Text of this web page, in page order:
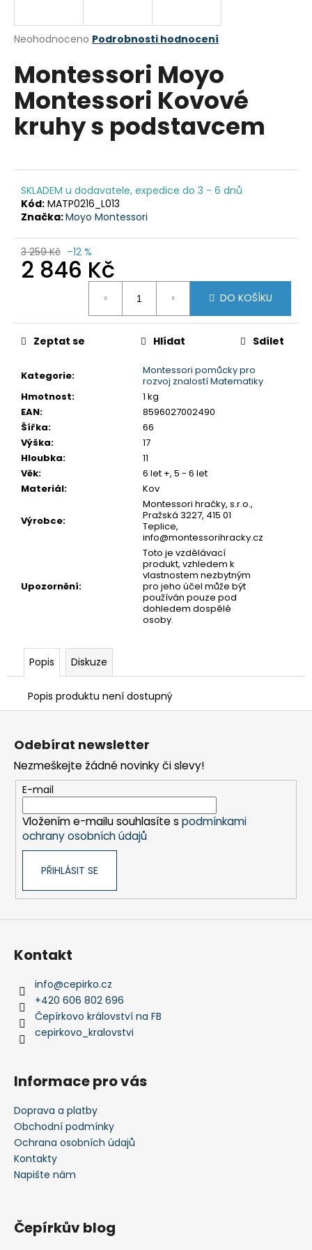
Průměrné
produktu
je
0,0
5
hvězdiček.
Neohodnoceno Podrobnosti hodnocení
Montessori Moyo
Montessori Kovové
kruhy s podstavcem
SKLADEM u dodavatele, expedice do 3 - 6 dnů
Kód: MATP0216_L013
Značka:Moyo Montessori
3 259 Kč –12 %
2 846 Kč
DO KOŠÍKU
Kategorie:
Montessori pomůcky pro
rozvoj znalostí Matematiky
Hmotnost:
1 kg
EAN:
8596027002490
Šířka:
66
Výška:
17
Hloubka:
11
Věk:
6 let +, 5 - 6 let
Materiál: Kov
Výrobce:
Montessori hračky, s.r.o.,
Pražská 3227, 415 01
Teplice,
info@montessorihracky.cz
Upozornění:
Toto je vzdělávací
produkt, vzhledem k
vlastnostem nezbytným
pro jeho účel může být
používán pouze pod
dohledem dospělé
osoby.
Zeptat se Hlídat Sdílet
Popis Diskuze
Popis produktu není dostupný
j
t
?
D
o
p
o
u
m
e
MONTESSORI
MOYO
MONTESSORI
NÁHRADNÍ
ÚCHYTY
5,90
Z
Odebírat newsletter
Nezmeškejte žádné novinky či slevy!
E-mail
Vložením e-mailu souhlasíte s podmínkami
ochrany osobních údajů
PŘIHLÁSIT SE
Kontakt
info@cepirko.cz
+420 606 802 696
Čepírkovo království na FB
cepirkovo_kralovstvi
Informace pro vás
Doprava a platby
Obchodní podmínky
Ochrana osobních údajů
Kontakty
Napište nám
Čepírkův blog